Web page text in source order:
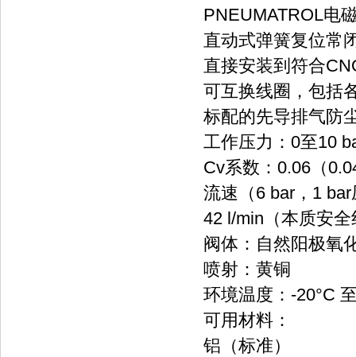
PNEUMATROL电
直动式弹簧复位常
直接安装到符合
可互换线圈，包括
标配的先导排气防
工作压力：0至10
Cv系数：0.06（
流速（6 bar，1
42 l/min（本质安全
阀体：自然阳极氧
喷射：黄铜
环境温度：-20°C
可用材料：
铝（标准）